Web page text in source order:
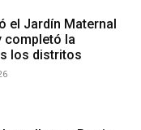
el Jardín Maternal
completó la
los distritos